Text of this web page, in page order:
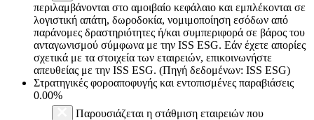
περιλαμβάνονται στο αμοιβαίο κεφάλαιο και εμπλέκονται σε
λογιστική απάτη, δωροδοκία, νομιμοποίηση εσόδων από
παράνομες δραστηριότητες ή/και συμπεριφορά σε βάρος του
ανταγωνισμού σύμφωνα με την ISS ESG. Εάν έχετε απορίες
σχετικά με τα στοιχεία των εταιρειών, επικοινωνήστε
απευθείας με την ISS ESG. (Πηγή δεδομένων: ISS ESG)
Στρατηγικές φοροαποφυγής και εντοπισμένες παραβιάσεις
0.00%
Παρουσιάζεται η στάθμιση εταιρειών που